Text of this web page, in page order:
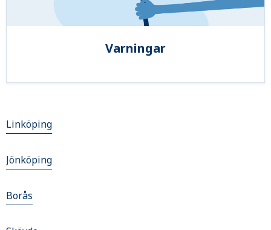
Varningar
Linköping
Jönköping
Borås